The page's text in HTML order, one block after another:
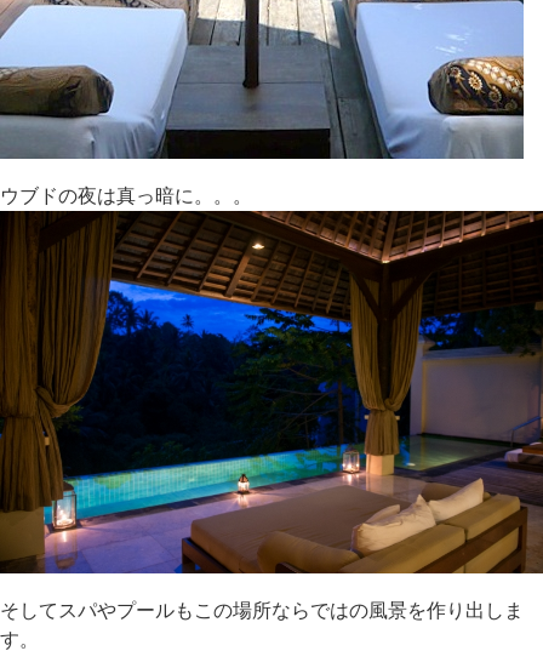
ウブドの夜は真っ暗に。。。
そしてスパやプールもこの場所ならではの風景を作り出しま
す。